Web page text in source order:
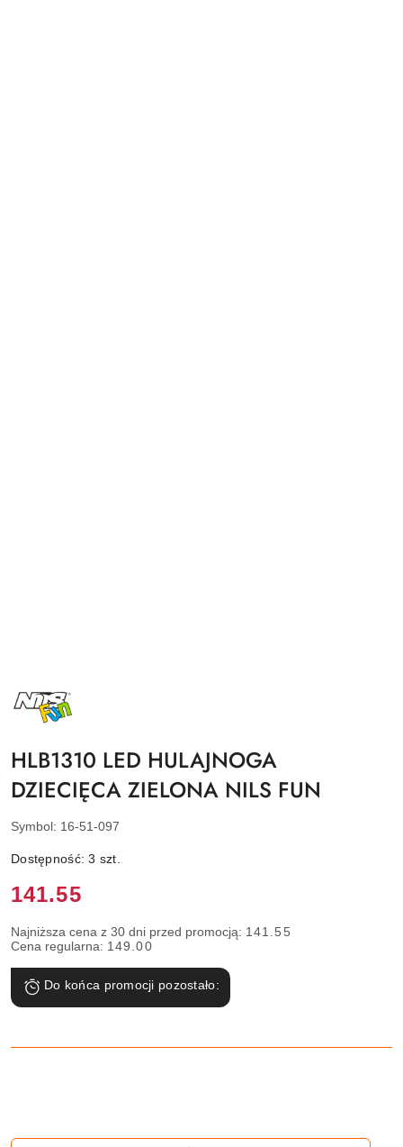
NAZWA
PRODUCENTA:
HLB1310 LED HULAJNOGA
DZIECIĘCA ZIELONA NILS FUN
Symbol: 16-51-097
Dostępność:3 szt.
Cena:
141.55
Najniższa cena z 30 dni przed promocją: 141.55
Cena regularna: 149.00
Do końca promocji pozostało: